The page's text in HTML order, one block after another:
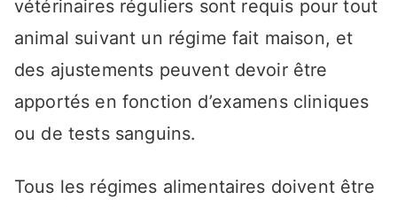
vétérinaires réguliers sont requis pour tout
animal suivant un régime fait maison, et
des ajustements peuvent devoir être
apportés en fonction d’examens cliniques
ou de tests sanguins.
Tous les régimes alimentaires doivent être